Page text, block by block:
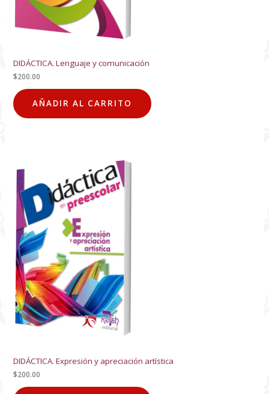
DIDÁCTICA. Lenguaje y comunicación
$200.00
AÑADIR AL CARRITO
DIDÁCTICA. Expresión y apreciación artística
$200.00